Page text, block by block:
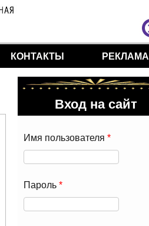
КОНТАКТЫ РЕКЛАМА
Вход на сайт
Имя пользователя *
Пароль *